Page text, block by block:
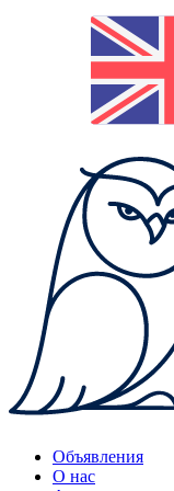
Объявления
О нас